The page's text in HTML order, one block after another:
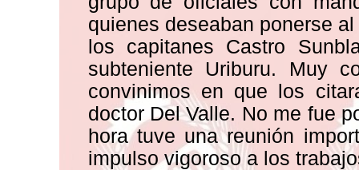
quienes deseaban ponerse
los capitanes Castro
subteniente Uriburu. Muy
convinimos en que los
doctor Del Valle. No me fue
hora tuve una reunión
impulso vigoroso a los